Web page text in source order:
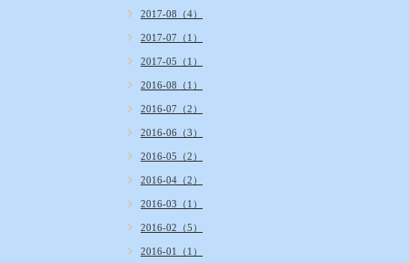
2017-08（4）
2017-07（1）
2017-05（1）
2016-08（1）
2016-07（2）
2016-06（3）
2016-05（2）
2016-04（2）
2016-03（1）
2016-02（5）
2016-01（1）